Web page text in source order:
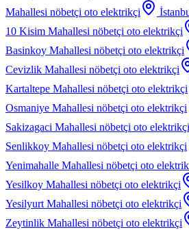
Mahallesi nöbetçi oto elektrikçi
10 Kisim Mahallesi nöbetçi oto elektrikçi
Basinkoy Mahallesi nöbetçi oto elektrikçi
Cevizlik Mahallesi nöbetçi oto elektrikçi
Kartaltepe Mahallesi nöbetçi oto elektrikçi
Osmaniye Mahallesi nöbetçi oto elektrikçi
Sakizagaci Mahallesi nöbetçi oto elektrikçi
Senlikkoy Mahallesi nöbetçi oto elektrikçi
Yenimahalle Mahallesi nöbetçi oto
Yesilkoy Mahallesi nöbetçi oto elektrikçi
Yesilyurt Mahallesi nöbetçi oto elektrikçi
Zeytinlik Mahallesi nöbetçi oto elektrikçi